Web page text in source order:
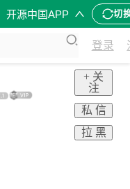
开源中国APP 切
登录
+ 关
注
私 信
拉 黑